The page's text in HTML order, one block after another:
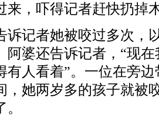
来，吓得记者赶快扔掉
记者她被咬过多次，
阿婆还告诉记者，“现
有人看着”。一位在旁
，她两岁多的孩子就被